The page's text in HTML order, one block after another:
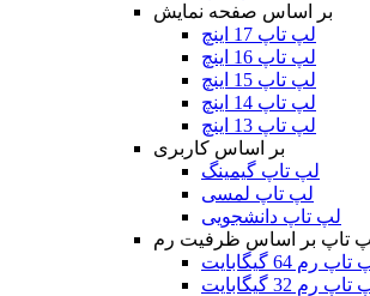
بر اساس صفحه نمایش
لپ تاپ 17 اینچ
لپ تاپ 16 اینچ
لپ تاپ 15 اینچ
لپ تاپ 14 اینچ
لپ تاپ 13 اینچ
بر اساس کاربری
لپ تاپ گیمینگ
لپ تاپ لمسی
لپ تاپ دانشجویی
تاپ بر اساس ظرفیت رم
رم 64 گیگابایت
رم 32 گیگابایت